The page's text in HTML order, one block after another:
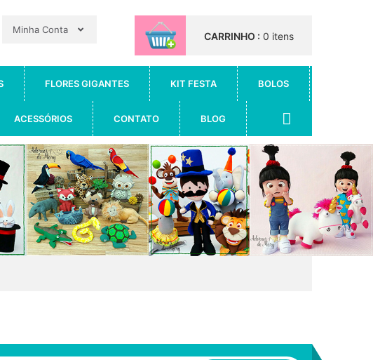
CARRINHO : 0 itens
Minha Conta
FLORES GIGANTES KIT FESTA BOLOS
ACESSÓRIOS CONTATO BLOG